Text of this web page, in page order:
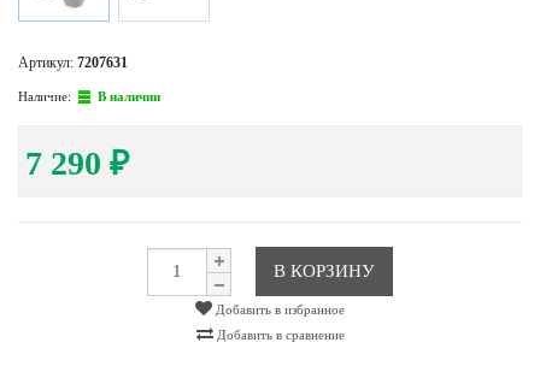
Артикул: 7207631
Наличие: В наличии
7 290 ₽
В КОРЗИНУ
Добавить в избранное
Добавить в сравнение